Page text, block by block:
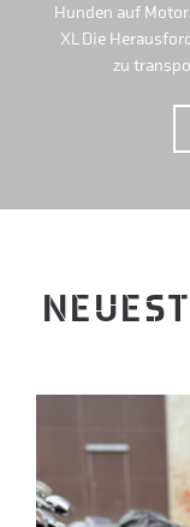
Hunden auf
XL Die
zu